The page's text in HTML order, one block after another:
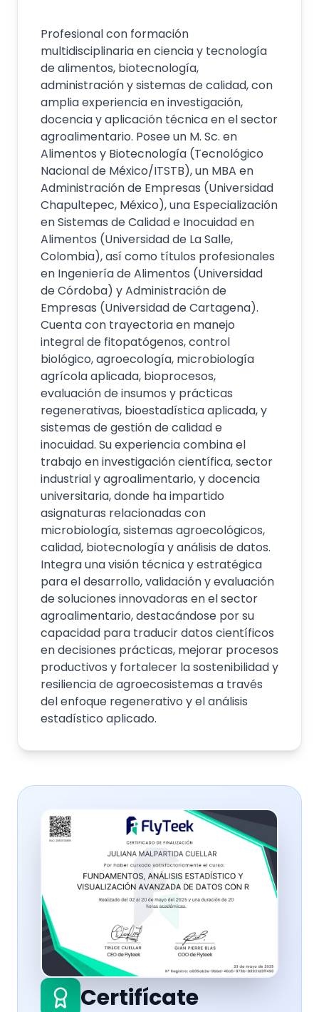
Profesional con formación
multidisciplinaria en ciencia y tecnología
de alimentos, biotecnología,
administración y sistemas de calidad, con
amplia experiencia en investigación,
docencia y aplicación técnica en el sector
agroalimentario. Posee un M. Sc. en
Alimentos y Biotecnología (Tecnológico
Nacional de México/ITSTB), un MBA en
Administración de Empresas (Universidad
Chapultepec, México), una Especialización
en Sistemas de Calidad e Inocuidad en
Alimentos (Universidad de La Salle,
Colombia), así como títulos profesionales
en Ingeniería de Alimentos (Universidad
de Córdoba) y Administración de
Empresas (Universidad de Cartagena).
Cuenta con trayectoria en manejo
integral de fitopatógenos, control
biológico, agroecología, microbiología
agrícola aplicada, bioprocesos,
evaluación de insumos y prácticas
regenerativas, bioestadística aplicada, y
sistemas de gestión de calidad e
inocuidad. Su experiencia combina el
trabajo en investigación científica, sector
industrial y agroalimentario, y docencia
universitaria, donde ha impartido
asignaturas relacionadas con
microbiología, sistemas agroecológicos,
calidad, biotecnología y análisis de datos.
Integra una visión técnica y estratégica
para el desarrollo, validación y evaluación
de soluciones innovadoras en el sector
agroalimentario, destacándose por su
capacidad para traducir datos científicos
en decisiones prácticas, mejorar procesos
productivos y fortalecer la sostenibilidad y
resiliencia de agroecosistemas a través
del enfoque regenerativo y el análisis
estadístico aplicado.
Certifícate